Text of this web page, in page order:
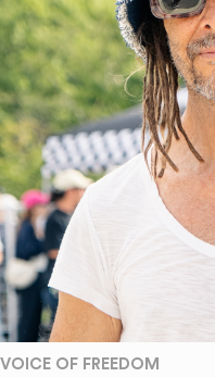
VOICE OF FREEDOM